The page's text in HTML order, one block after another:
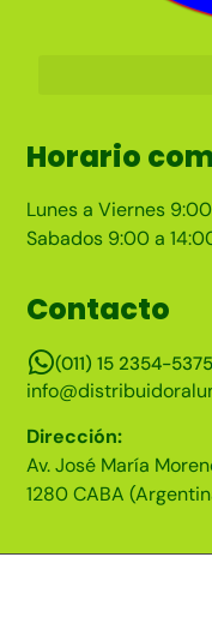
Horario
Lunes a Viernes
Sabados 9:00 a
Contacto
(011) 15 2354-5375
Dirección:
Av. José María
1280 CABA